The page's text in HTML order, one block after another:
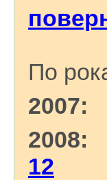
По
2007:
2008:
12